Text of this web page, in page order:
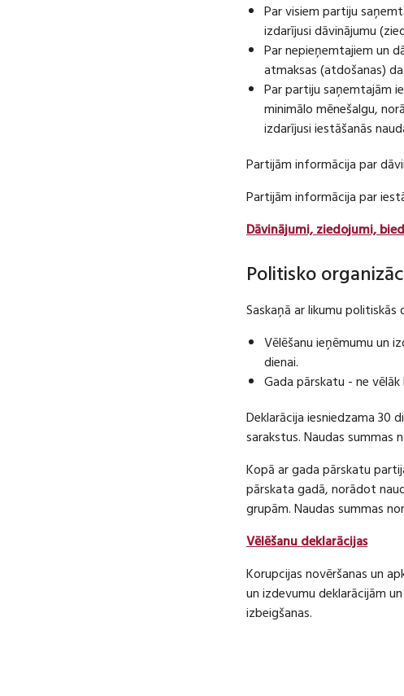
Par visiem partiju
izdarījusi dāvinājumu
Par nepieņemtajiem un
atmaksas (atdošanas)
Par partiju saņemtajām
minimālo mēnešalgu,
izdarījusi iestāšanās
Partijām informācija par
Partijām informācija par
Dāvinājumi, ziedojumi,
Politisko
Saskaņā ar likumu
Vēlēšanu ieņēmumu un
dienai.
Gada pārskatu - ne
Deklarācija iesniedzama 30
sarakstus. Naudas summas
Kopā ar gada pārskatu
pārskata gadā, norādot
grupām. Naudas summas
Vēlēšanu deklarācijas
Korupcijas novēršanas un
un izdevumu deklarācijām
izbeigšanas.